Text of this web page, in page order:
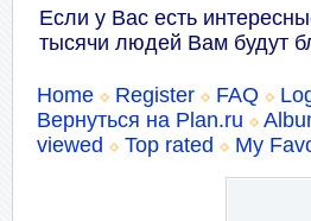
Если у Вас есть
тысячи людей Вам будут
Home Register FAQ
Вернуться на Plan.ru
viewed
Top rated My